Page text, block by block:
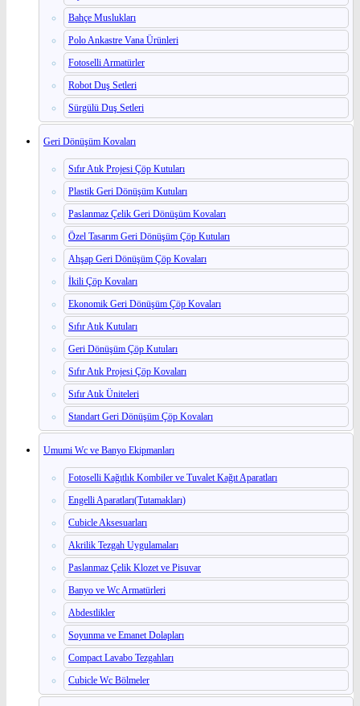
Bahçe Muslukları
Polo Ankastre Vana Ürünleri
Fotoselli Armatürler
Robot Duş Setleri
Sürgülü Duş Setleri
Geri Dönüşüm Kovaları
Sıfır Atık Projesi Çöp Kutuları
Plastik Geri Dönüşüm Kutuları
Paslanmaz Çelik Geri Dönüşüm Kovaları
Özel Tasarım Geri Dönüşüm Çöp Kutuları
Ahşap Geri Dönüşüm Çöp Kovaları
İkili Çöp Kovaları
Ekonomik Geri Dönüşüm Çöp Kovaları
Sıfır Atık Kutuları
Geri Dönüşüm Çöp Kutuları
Sıfır Atık Projesi Çöp Kovaları
Sıfır Atık Üniteleri
Standart Geri Dönüşüm Çöp Kovaları
Umumi Wc ve Banyo Ekipmanları
Fotoselli Kağıtlık Kombiler ve Tuvalet Kağıt Aparatları
Engelli Aparatları(Tutamakları)
Cubicle Aksesuarları
Akrilik Tezgah Uygulamaları
Paslanmaz Çelik Klozet ve Pisuvar
Banyo ve Wc Armatürleri
Abdestlikler
Soyunma ve Emanet Dolapları
Compact Lavabo Tezgahları
Cubicle Wc Bölmeler